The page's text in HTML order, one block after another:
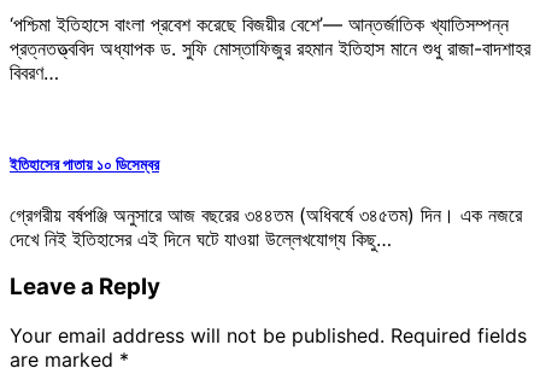
‘পশ্চিমা ইতিহাসে বাংলা প্রবেশ করেছে বিজয়ীর বেশে’— আন্তর্জাতিক খ্যাতিসম্পন্ন
প্রত্নতত্ত্ববিদ অধ্যাপক ড. সুফি মোস্তাফিজুর রহমান ইতিহাস মানে শুধু রাজা-বাদশাহর
বিবরণ…
ইতিহাসের পাতায় ১০ ডিসেম্বর
গ্রেগরীয় বর্ষপঞ্জি অনুসারে আজ বছরের ৩৪৪তম (অধিবর্ষে ৩৪৫তম) দিন। এক নজরে
দেখে নিই ইতিহাসের এই দিনে ঘটে যাওয়া উল্লেখযোগ্য কিছু…
Leave a Reply
Your email address will not be published. Required fields
are marked *